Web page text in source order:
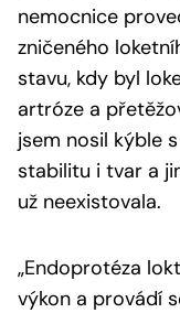
nemocnice
zničeného
stavu, kdy byl
artróze a
jsem nosil kýble
stabilitu i tvar a
už neexistovala.
„Endoprotéza
výkon a provádí